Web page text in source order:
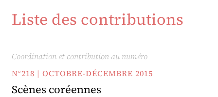
Liste des contributions
Coordination et contribution au numéro
N°218 | OCTOBRE-DÉCEMBRE 2015
Scènes coréennes